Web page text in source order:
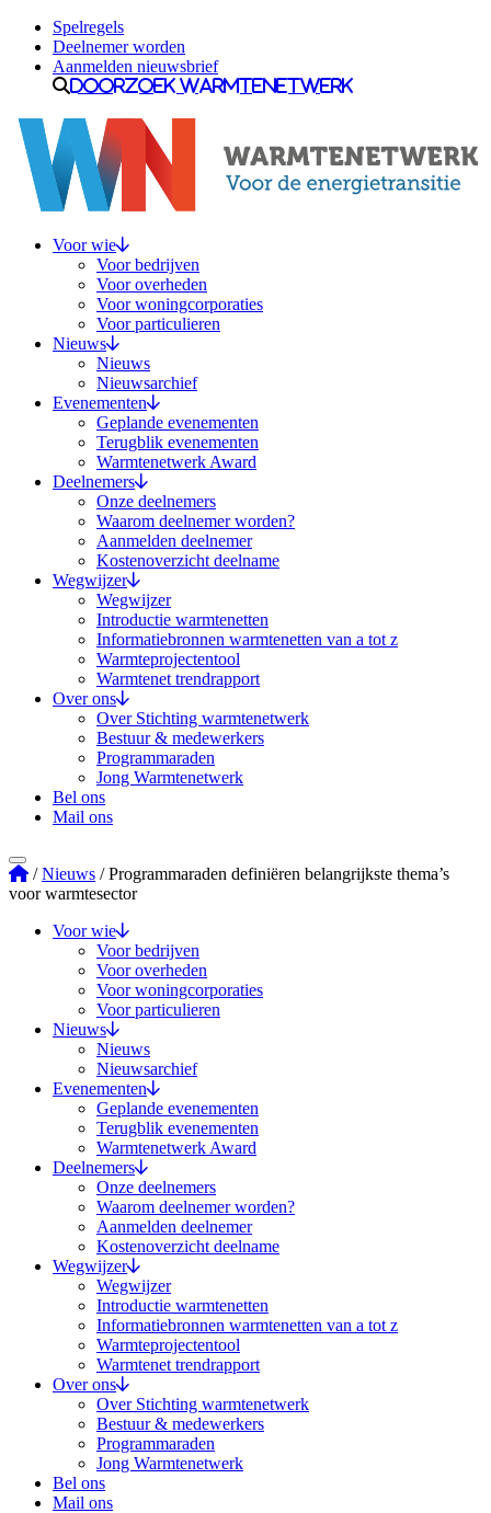
Ga naar inhoud
Spelregels
Deelnemer worden
Aanmelden nieuwsbrief
Doorzoek Warmtenetwerk
Voor wie
Voor bedrijven
Voor overheden
Voor woningcorporaties
Voor particulieren
Nieuws
Nieuws
Nieuwsarchief
Evenementen
Geplande evenementen
Terugblik evenementen
Warmtenetwerk Award
Deelnemers
Onze deelnemers
Waarom deelnemer worden?
Aanmelden deelnemer
Kostenoverzicht deelname
Wegwijzer
Wegwijzer
Introductie warmtenetten
Informatiebronnen warmtenetten van a tot z
Warmteprojectentool
Warmtenet trendrapport
Over ons
Over Stichting warmtenetwerk
Bestuur & medewerkers
Programmaraden
Jong Warmtenetwerk
Bel ons
Mail ons
Stichting Warmtenetwerk
/Nieuws /Programmaraden definiëren belangrijkste thema’s
voor warmtesector
Voor wie
Voor bedrijven
Voor overheden
Voor woningcorporaties
Voor particulieren
Nieuws
Nieuws
Nieuwsarchief
Evenementen
Geplande evenementen
Terugblik evenementen
Warmtenetwerk Award
Deelnemers
Onze deelnemers
Waarom deelnemer worden?
Aanmelden deelnemer
Kostenoverzicht deelname
Wegwijzer
Wegwijzer
Introductie warmtenetten
Informatiebronnen warmtenetten van a tot z
Warmteprojectentool
Warmtenet trendrapport
Over ons
Over Stichting warmtenetwerk
Bestuur & medewerkers
Programmaraden
Jong Warmtenetwerk
Bel ons
Mail ons